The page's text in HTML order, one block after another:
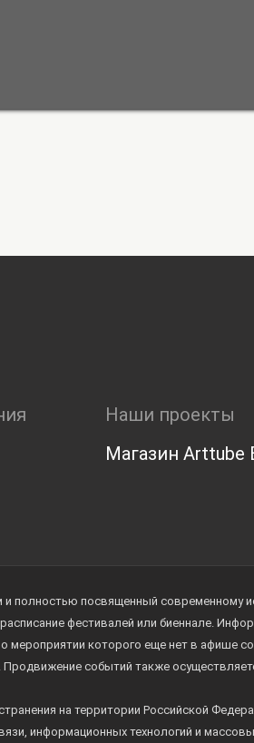
Наши проекты
Магазин Arttube
полностью посвященный современному
фестивалей или биеннале.
которого еще нет в афише
событий также
на территории Российской
информационных технологий и